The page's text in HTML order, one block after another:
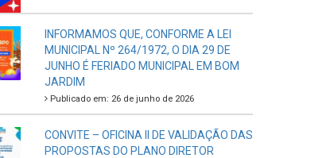
INFORMAMOS QUE, CONFORME A LEI
MUNICIPAL Nº 264/1972, O DIA 29 DE
JUNHO É FERIADO MUNICIPAL EM BOM
JARDIM
Publicado em: 26 de junho de 2026
CONVITE – OFICINA II DE VALIDAÇÃO DAS
PROPOSTAS DO PLANO DIRETOR